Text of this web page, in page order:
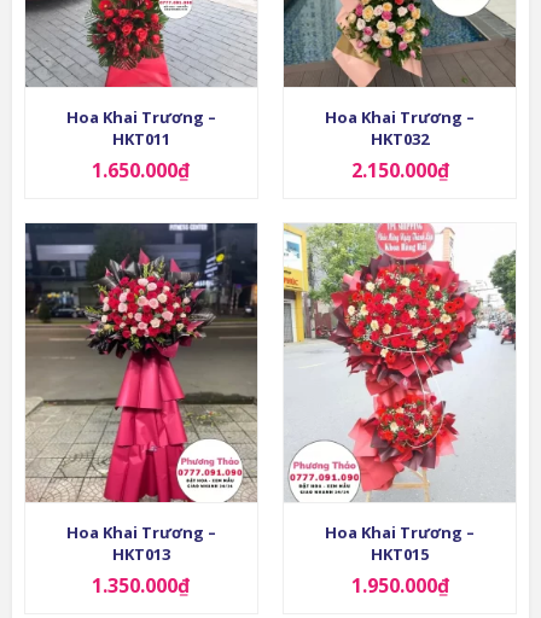
Hoa Khai Trương –
HKT011
1.650.000₫
Hoa Khai Trương –
HKT032
2.150.000₫
Hoa Khai Trương –
HKT013
1.350.000₫
Hoa Khai Trương –
HKT015
1.950.000₫